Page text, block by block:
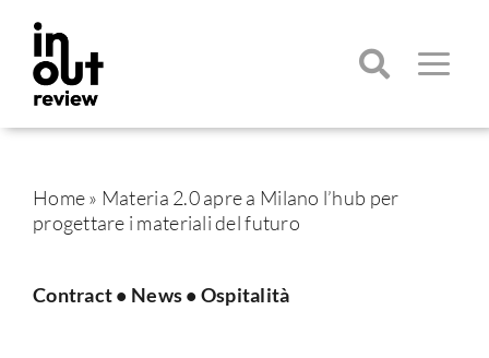
contenuto
Toggle
per:
Home» Materia 2.0 apre a Milano l’hub per
progettare i materiali del futuro
Contract• News• Ospitalità